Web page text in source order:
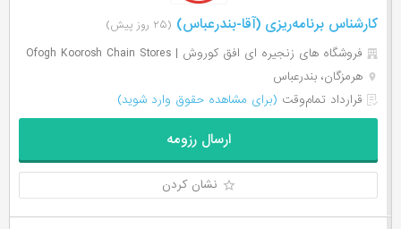
کارشناس برنامه‌ریزی (آقا-بندرعباس) (۲۵ روز پیش)
فروشگاه های زنجیره ای افق کوروش | Ofogh Koorosh Chain Stores
هرمزگان، بندرعباس
قرارداد تمام‌وقت (برای مشاهده حقوق وارد شوید)
ارسال رزومه
نشان کردن